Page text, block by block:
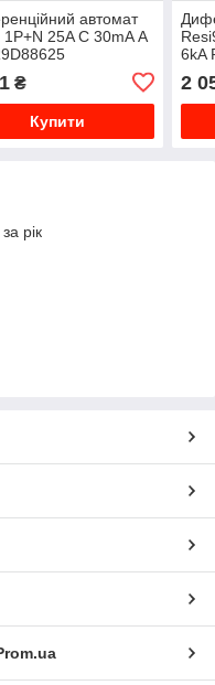
автомат
1P+N 25A C 30mA А
₴
Купити
6kA
2
рік